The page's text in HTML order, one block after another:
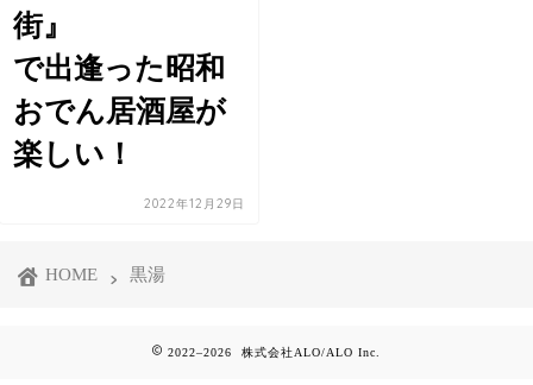
街』
で出逢った昭和
おでん居酒屋が
楽しい！
2022年12月29日
HOME 黒湯
2022–2026 株式会社ALO/ALO Inc.